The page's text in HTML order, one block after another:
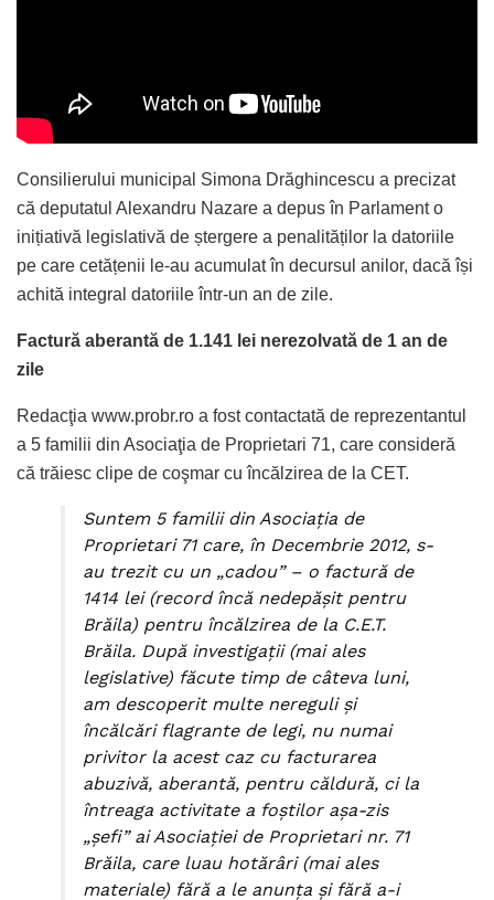
Consilierului municipal Simona Drăghincescu a precizat
că deputatul Alexandru Nazare a depus în Parlament o
inițiativă legislativă de ștergere a penalităților la datoriile
pe care cetățenii le-au acumulat în decursul anilor, dacă își
achită integral datoriile într-un an de zile.
Factură aberantă de 1.141 lei nerezolvată de 1 an de
zile
Redacţia www.probr.ro a fost contactată de reprezentantul
a 5 familii din Asociaţia de Proprietari 71, care consideră
că trăiesc clipe de coşmar cu încălzirea de la CET.
Suntem 5 familii din Asociația de
Proprietari 71 care, în Decembrie 2012, s-
au trezit cu un „cadou” – o factură de
1414 lei (record încă nedepășit pentru
Brăila) pentru încălzirea de la C.E.T.
Brăila. După investigații (mai ales
legislative) făcute timp de câteva luni,
am descoperit multe nereguli și
încălcări flagrante de legi, nu numai
privitor la acest caz cu facturarea
abuzivă, aberantă, pentru căldură, ci la
întreaga activitate a foștilor așa-zis
„șefi” ai Asociației de Proprietari nr. 71
Brăila, care luau hotărâri (mai ales
materiale) fără a le anunța şi fără a-i